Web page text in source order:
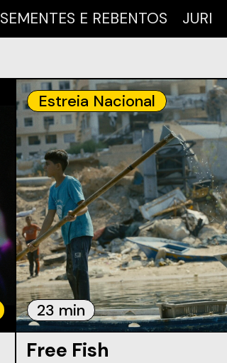
SEMENTES E REBENTOS JURI
Estreia Nacional
23 min
Free Fish